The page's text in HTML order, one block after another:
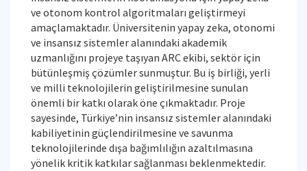
ve otonom kontrol algoritmaları geliştirmeyi
amaçlamaktadır. Üniversitenin yapay zeka, otonomi
ve insansız sistemler alanındaki akademik
uzmanlığını projeye taşıyan ARC ekibi, sektör için
bütünleşmiş çözümler sunmuştur. Bu iş birliği, yerli
ve milli teknolojilerin geliştirilmesine sunulan
önemli bir katkı olarak öne çıkmaktadır. Proje
sayesinde, Türkiye’nin insansız sistemler alanındaki
kabiliyetinin güçlendirilmesine ve savunma
teknolojilerinde dışa bağımlılığın azaltılmasına
yönelik kritik katkılar sağlanması beklenmektedir.